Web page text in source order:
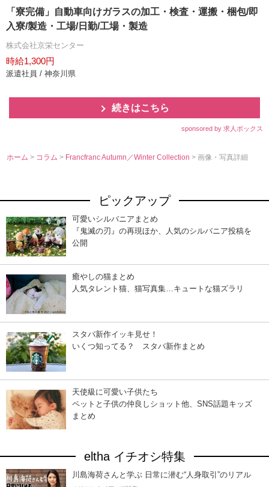
「寮完備」自動車向けガラスの加工・検査・運搬・梱包/即
入寮/製造・工場/日勤/工場・製造
株式会社京栄センター
時給1,300円
派遣社員 / 神奈川県
続きはこちら
sponsored by 求人ボックス
ホーム > コラム> Francfranc Autumn／Winter Collection> 画像・写真詳細
ピックアップ
可愛いシルバニアまとめ
『鬼滅の刃』の再現ほか、人気のシルバニア投稿を
公開
癒やしの猫まとめ
人気タレント猫、猫写真集…キュートな猫ズラリ
スタバ新作イッキ見せ！
いくつ知ってる？ スタバ新作まとめ
天使級に可愛い子供たち
ペットと子供の仲良しショット他、SNS話題キッズ
まとめ
eltha イチオシ特集
川島海荷さんと学ぶ 日常に潜む“人身取引”のリアル